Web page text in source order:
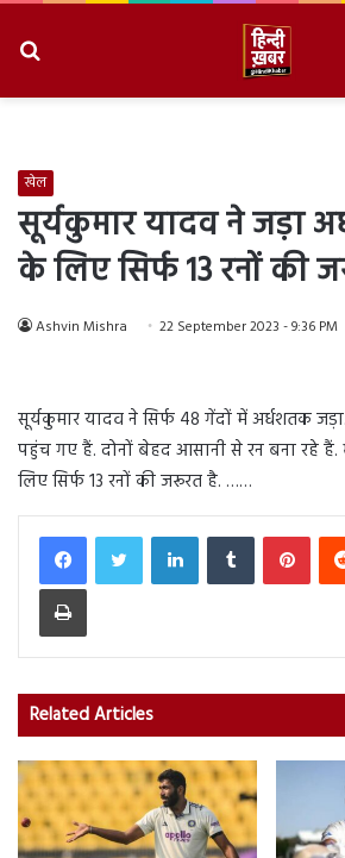
खेल
सूर्यकुमार यादव ने जड़ा
के लिए सिर्फ 13 रनों की
Ashvin Mishra 22 September 2023 - 9:36 PM
सूर्यकुमार यादव ने सिर्फ 48 गेंदों में अर्धशतक
पहुंच गए हैं. दोनों बेहद आसानी से रन बना रहे
लिए सिर्फ 13 रनों की जरूरत है. ……
LinkedInTumblr
Print
Related Articles